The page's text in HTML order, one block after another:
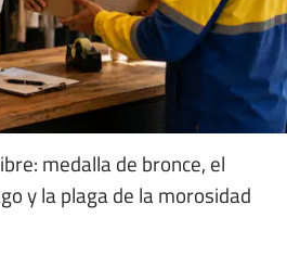
medalla de bronce, el
y la plaga de la morosidad